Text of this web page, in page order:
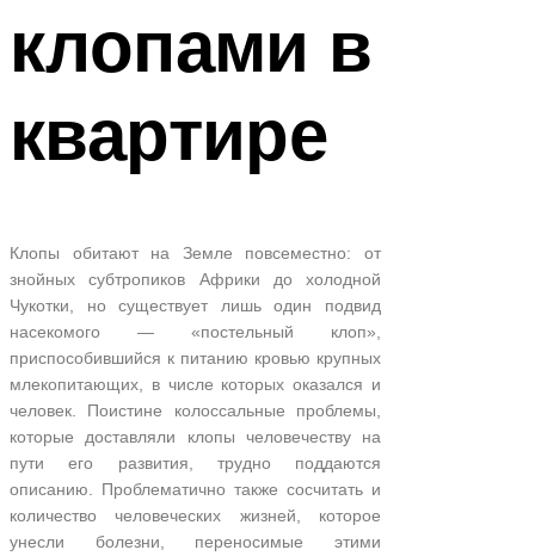
клопами в
квартире
Клопы обитают на Земле повсеместно: от
знойных субтропиков Африки до холодной
Чукотки, но существует лишь один подвид
насекомого — «постельный клоп»,
приспособившийся к питанию кровью крупных
млекопитающих, в числе которых оказался и
человек. Поистине колоссальные проблемы,
которые доставляли клопы человечеству на
пути его развития, трудно поддаются
описанию. Проблематично также сосчитать и
количество человеческих жизней, которое
унесли болезни, переносимые этими